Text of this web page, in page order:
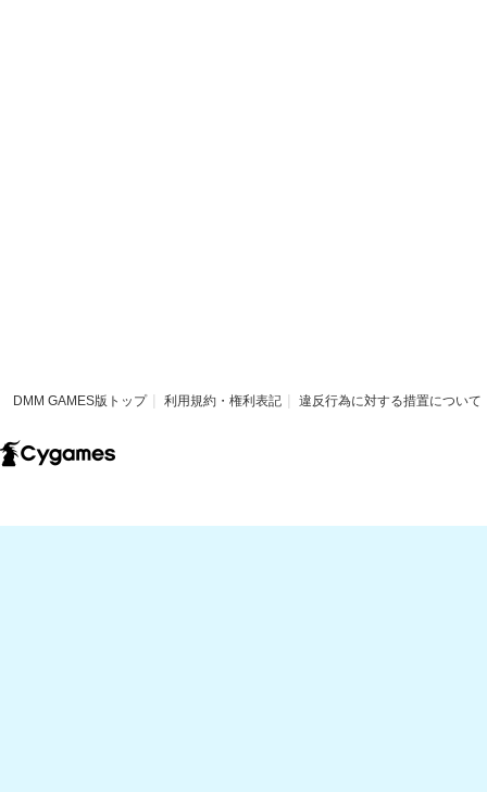
DMM GAMES版トップ 利用規約・権利表記 違反行為に対する措置について